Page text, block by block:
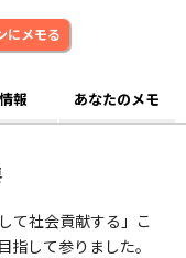
にメモる
報 あなたのメモ
て社会貢献する」こ
して参りました。